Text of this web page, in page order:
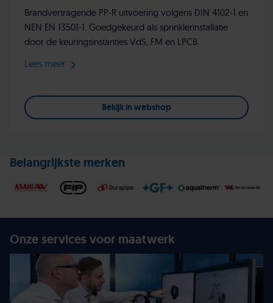
Brandvertragende PP-R uitvoering volgens DIN 4102-1 en
NEN EN 13501-1. Goedgekeurd als sprinklerinstallatie
door de keuringsinstanties VdS, FM en LPCB.
Lees meer
Bekijk in webshop
Belangrijkste merken
Onze services voor maatwerk